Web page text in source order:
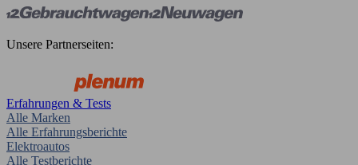
Unsere Partnerseiten:
Erfahrungen & Tests
Alle Marken
Alle Erfahrungsberichte
Elektroautos
Alle Testberichte